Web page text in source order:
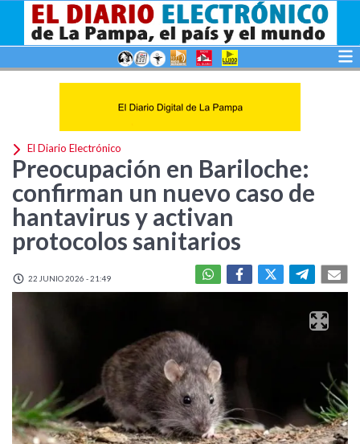
El Diario Electrónico
Preocupación en Bariloche:
confirman un nuevo caso de
hantavirus y activan
protocolos sanitarios
22 JUNIO 2026 - 21:49